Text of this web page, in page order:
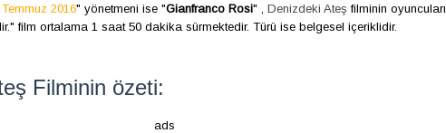
2016" yönetmeni ise "Gianfranco Rosi" , Denizdeki Ateş filminin oyuncuları
film ortalama 1 saat 50 dakika sürmektedir. Türü ise belgesel içeriklidir.
Filminin özeti:
ads